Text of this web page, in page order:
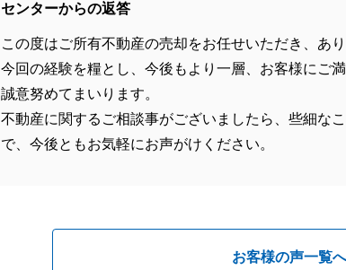
センターからの返答
この度はご所有不動産の売却をお任せいただき、あ
今回の経験を糧とし、今後もより一層、お客様にご
誠意努めてまいります。
不動産に関するご相談事がございましたら、些細な
で、今後ともお気軽にお声がけください。
お客様の声一覧